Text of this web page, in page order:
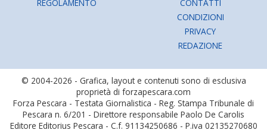
REGOLAMENTO
CONTATTI
CONDIZIONI
PRIVACY
REDAZIONE
© 2004-2026 - Grafica, layout e contenuti sono di esclusiva
proprietà di forzapescara.com
Forza Pescara - Testata Giornalistica - Reg. Stampa Tribunale di
Pescara n. 6/201 - Direttore responsabile Paolo De Carolis
Editore Editorius Pescara - C.f. 91134250686 - P.iva 02135270680